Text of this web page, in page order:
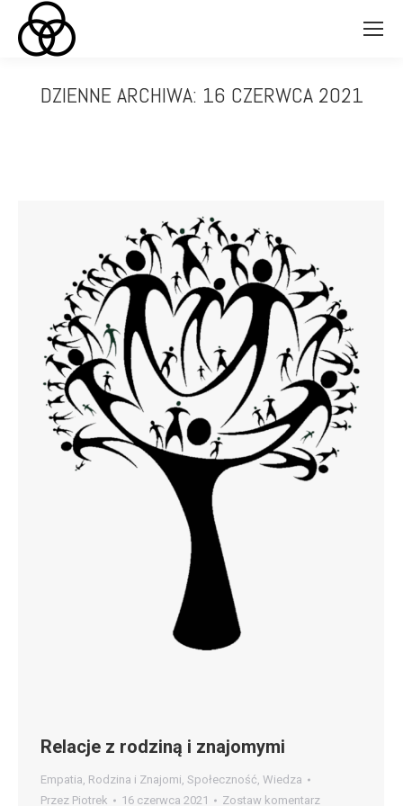
DZIENNE ARCHIWA: 16 CZERWCA 2021
Relacje z rodziną i znajomymi
Empatia, Rodzina i Znajomi, Społeczność, Wiedza
Przez Piotrek 16 czerwca 2021 Zostaw komentarz